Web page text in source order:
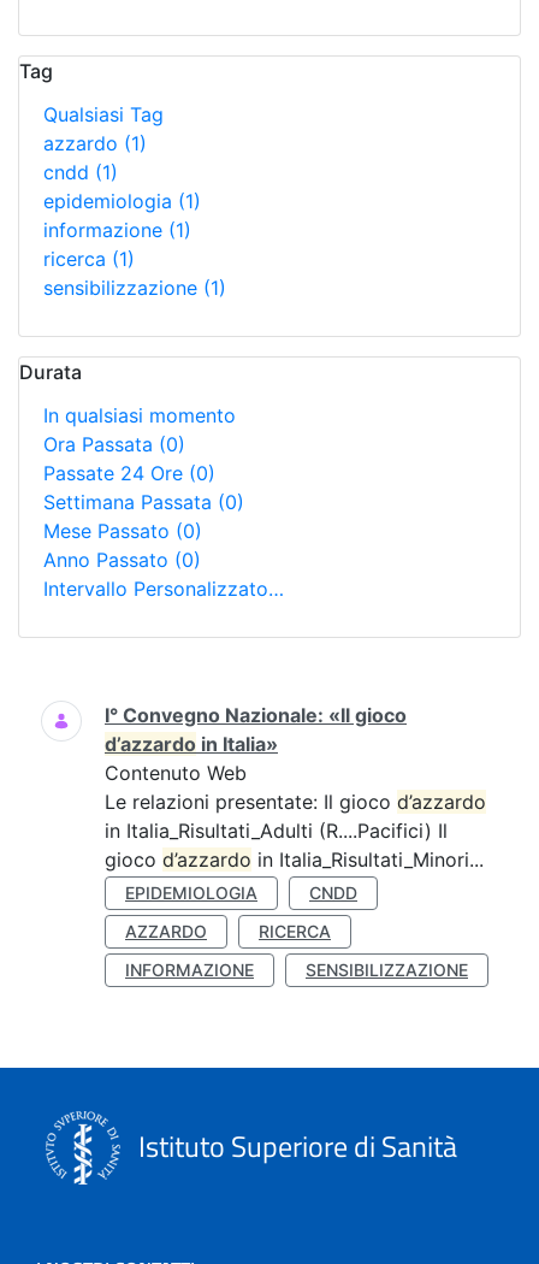
Tag
Qualsiasi Tag
azzardo (1)
cndd (1)
epidemiologia (1)
informazione (1)
ricerca (1)
sensibilizzazione (1)
Durata
In qualsiasi momento
Ora Passata (0)
Passate 24 Ore (0)
Settimana Passata (0)
Mese Passato (0)
Anno Passato (0)
Intervallo Personalizzato…
Ricerca
I° Convegno Nazionale: «Il gioco
d’azzardo in Italia»
Contenuto Web
Le relazioni presentate: Il gioco d’azzardo
in Italia_Risultati_Adulti (R....Pacifici) Il
gioco d’azzardo in Italia_Risultati_Minori...
EPIDEMIOLOGIA
CNDD
AZZARDO
RICERCA
INFORMAZIONE
SENSIBILIZZAZIONE
Istituto Superiore di Sanità